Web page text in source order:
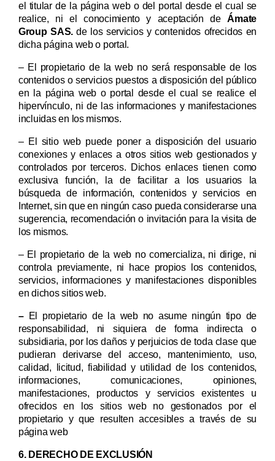
el titular de la página web o del portal desde el cual se
realice, ni el conocimiento y aceptación deÁmate
Group SAS.de los servicios y contenidos ofrecidos en
dicha página web o portal.
– El propietario de la web no será responsable de los
contenidos o servicios puestos a disposición del público
en la página web o portal desde el cual se realice el
hipervínculo, ni de las informaciones y manifestaciones
incluidas en los mismos.
– El sitio web puede poner a disposición del usuario
conexiones y enlaces a otros sitios web gestionados y
controlados por terceros. Dichos enlaces tienen como
exclusiva función, la de facilitar a los usuarios la
búsqueda de información, contenidos y servicios en
Internet, sin que en ningún caso pueda considerarse una
sugerencia, recomendación o invitación para la visita de
los mismos.
– El propietario de la web no comercializa, ni dirige, ni
controla previamente, ni hace propios los contenidos,
servicios, informaciones y manifestaciones disponibles
en dichos sitios web.
– El propietario de la web no asume ningún tipo de
responsabilidad, ni siquiera de forma indirecta o
subsidiaria, por los daños y perjuicios de toda clase que
pudieran derivarse del acceso, mantenimiento, uso,
calidad, licitud, fiabilidad y utilidad de los contenidos,
informaciones, comunicaciones, opiniones,
manifestaciones, productos y servicios existentes u
ofrecidos en los sitios web no gestionados por el
propietario y que resulten accesibles a través de su
página web
6. DERECHO DE EXCLUSIÓN